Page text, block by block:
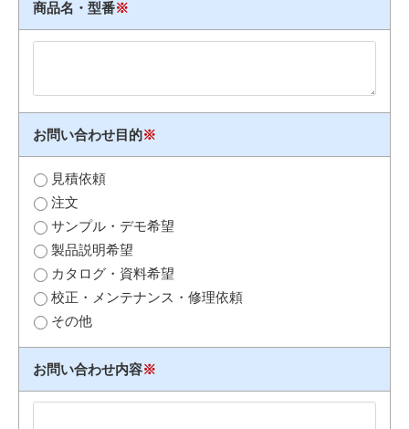
商品名・型番※
お問い合わせ目的※
見積依頼
注文
サンプル・デモ希望
製品説明希望
カタログ・資料希望
校正・メンテナンス・修理依頼
その他
お問い合わせ内容※